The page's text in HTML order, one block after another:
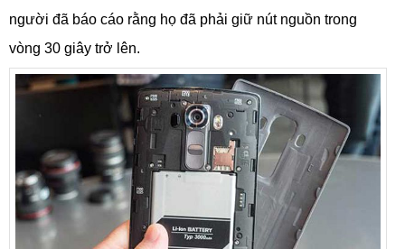
người đã báo cáo rằng họ đã phải giữ nút nguồn trong
vòng 30 giây trở lên.